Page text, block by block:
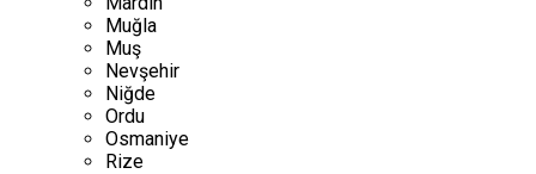
Muğla
Muş
Nevşehir
Niğde
Ordu
Osmaniye
Rize